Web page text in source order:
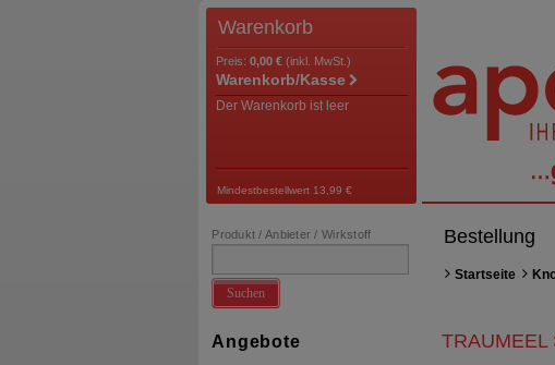
Warenkorb
Preis: 0,00 € (inkl. MwSt.)
Warenkorb/Kasse
Der Warenkorb ist leer
Mindestbestellwert 13,99 €
Bestellung
Produkt / Anbieter / Wirkstoff
Suchen
Angebote
Startseite
TRAUMEEL